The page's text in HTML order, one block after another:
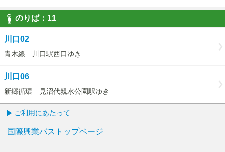
のりば： 11
11
川口02
青木線 川口駅西口ゆき
川口06
新郷循環 見沼代親水公園駅ゆき
ご利用にあたって
国際興業バストップページ